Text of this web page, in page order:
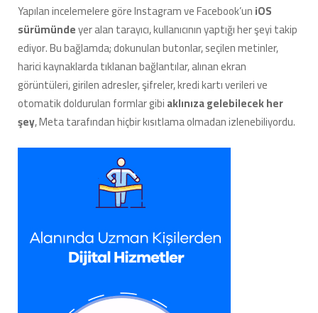
Yapılan incelemelere göre Instagram ve Facebook’uniOS
sürümündeyer alan tarayıcı, kullanıcının yaptığı her şeyi takip
ediyor. Bu bağlamda; dokunulan butonlar, seçilen metinler,
harici kaynaklarda tıklanan bağlantılar, alınan ekran
görüntüleri, girilen adresler, şifreler, kredi kartı verileri ve
otomatik doldurulan formlar gibiaklınıza gelebilecek her
şey, Meta tarafından hiçbir kısıtlama olmadan izlenebiliyordu.